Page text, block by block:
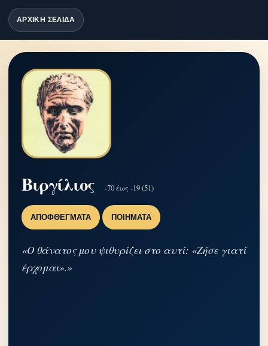
ΑΡΧΙΚΗ ΣΕΛΙΔΑ
Βιργίλιος -70 έως -19 (51)
ΑΠΟΦΘΈΓΜΑΤΑ ΠΟΙΉΜΑΤΑ
«Ο θάνατος μου ψιθυρίζει στο αυτί: «Ζήσε γιατί
έρχομαι».»